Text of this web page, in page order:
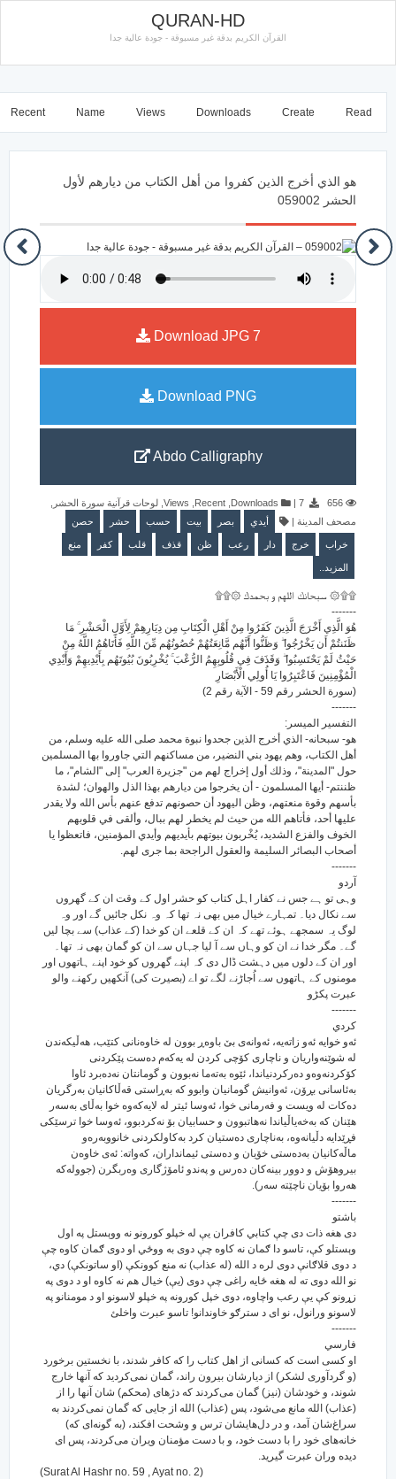
QURAN-HD
القرآن الكريم بدقة غير مسبوقة - جودة عالية جدا
Recent Name Views Downloads Create Read
هو الذي أخرج الذين كفروا من أهل الكتاب من ديارهم لأول
الحشر 059002
Download JPG 7
Download PNG
Abdo Calligraphy
656
7
|
Downloads
,
Recent
,
Views
, لوحات قرآنية سورة الحشر,
مصحف المدينة | أيدي بصر بيت حسب حشر حصن
خراب خرج دار رعب ظن قذف قلب كفر منع
المزيد..
۩۩۞ سبحانك اللهم و بحمدك ۞۩۩
-------
هُوَ الَّذِي أَخْرَجَ الَّذِينَ كَفَرُوا مِنْ أَهْلِ الْكِتَابِ مِن دِيَارِهِمْ لِأَوَّلِ الْحَشْرِ ۚ مَا
ظَنَنتُمْ أَن يَخْرُجُوا ۖ وَظَنُّوا أَنَّهُم مَّانِعَتُهُمْ حُصُونُهُم مِّنَ اللَّهِ فَأَتَاهُمُ اللَّهُ مِنْ
حَيْثُ لَمْ يَحْتَسِبُوا ۖ وَقَذَفَ فِي قُلُوبِهِمُ الرُّعْبَ ۚ يُخْرِبُونَ بُيُوتَهُم بِأَيْدِيهِمْ وَأَيْدِي
الْمُؤْمِنِينَ فَاعْتَبِرُوا يَا أُولِي الْأَبْصَارِ
(سورة الحشر رقم 59 - الآية رقم 2)
-------
التفسير الميسر:
هو- سبحانه- الذي أخرج الذين جحدوا نبوة محمد صلى الله عليه وسلم، من
أهل الكتاب، وهم يهود بني النضير، من مساكنهم التي جاوروا بها المسلمين
حول "المدينة"، وذلك أول إخراج لهم من "جزيرة العرب" إلى "الشام"، ما
ظننتم- أيها المسلمون - أن يخرجوا من ديارهم بهذا الذل والهوان؛ لشدة
بأسهم وقوة منعتهم، وظن اليهود أن حصونهم تدفع عنهم بأس الله ولا يقدر
عليها أحد، فأتاهم الله من حيث لم يخطر لهم ببال، وألقى في قلوبهم
الخوف والفزع الشديد، يُخْربون بيوتهم بأيديهم وأيدي المؤمنين، فاتعظوا يا
أصحاب البصائر السليمة والعقول الراجحة بما جرى لهم.
-------
آردو
وہی تو ہے جس نے کفار اہل کتاب کو حشر اول کے وقت ان کے گھروں
سے نکال دیا۔ تمہارے خیال میں بھی نہ تھا کہ وہ نکل جائیں گے اور وہ
لوگ یہ سمجھے ہوئے تھے کہ ان کے قلعے ان کو خدا (کے عذاب) سے بچا لیں
گے۔ مگر خدا نے ان کو وہاں سے آ لیا جہاں سے ان کو گمان بھی نہ تھا۔
اور ان کے دلوں میں دہشت ڈال دی کہ اپنے گھروں کو خود اپنے ہاتھوں اور
مومنوں کے ہاتھوں سے اُجاڑنے لگے تو اے (بصیرت کی) آنکھیں رکھنے والو
عبرت پکڑو
-------
كردي
ئه‌و خوایه ئه‌و زاته‌یه‌، ئه‌وانه‌ی بێ باوه‌ڕ بوون له خاوه‌نانی کتێب، هه‌ڵیکه‌ندن
له شوێنه‌واریان و ناچاری کۆچی کردن له یه‌که‌م ده‌ست پێکردنی
کۆکردنه‌وه‌و ده‌رکردنیاندا، ئێوه به‌ته‌ما نه‌بوون و گومانتان نه‌ده‌برد ئاوا
به‌ئاسانی بڕۆن، ئه‌وانیش گومانیان وابوو که به‌ڕاستی قه‌ڵاکانیان به‌رگریان
ده‌کات له ویست و فه‌رمانی خوا، ئه‌وسا ئیتر له لا‌یه‌که‌وه خوا به‌ڵای به‌سه‌ر
هێنان که به‌خه‌یاڵیاندا نه‌هاتبوون و حسابیان بۆ نه‌کردبوو، ئه‌وسا خوا ترسێکی
فڕێدایه دڵیانه‌وه‌، به‌ناچاری ده‌ستیان کرد به‌کاولکردنی خانووبه‌ره‌و
ماڵه‌کانیان به‌ده‌ستی خۆیان و ده‌ستی ئیمانداران، که‌واته‌: ئه‌ی خاوه‌ن
بیروهۆش و دوور بینه‌کان ده‌رس و په‌ندو ئامۆژگاری وه‌ربگرن (جووله‌که
هه‌روا بۆیان ناچێته سه‌ر).
-------
باشتو
دى هغه ذات دى چې كتابي كافران يې له خپلو كورونو نه ووېستل په اول
وېستلو كې، تاسو دا ګمان نه كاوه چې دوى به ووځي او دوى ګمان كاوه چې
د دوى قلاګانې دوى لره د الله (له عذاب) نه منع كوونكې (او ساتونكې) دي،
نو الله دوى ته له هغه ځایه راغى چې دوى (يې) خیال هم نه كاوه او د دوى په
زړونو كې يې رعب واچاوه، دوى خپل كورونه په خپلو لاسونو او د مومنانو په
لاسونو ورانول، نو اى د سترګو خاوندانو! تاسو عبرت واخلئ
-------
فارسي
او کسی است که کسانی از اهل کتاب را که کافر شدند، با نخستین برخورد
(و گرد‌آوری لشکر) از دیارشان بیرون راند، گمان نمی‌کردید که آنها خارج
شوند، و خودشان (نیز) گمان می‌کردند که دژهای (محکم) شان آنها را از
(عذاب) الله مانع می‌شود، پس (عذاب) الله از جایی که گمان نمی‌کردند به
سراغ‌شان آمد، و در دل‌هایشان ترس و وشحت افکند، (به گونه‌ای که)
خانه‌های خود را با دست خود، و با دست مؤمنان ویران می‌کردند، پس ای
دیده وران عبرت گیرید.
(Surat Al Hashr no. 59 , Ayat no. 2)